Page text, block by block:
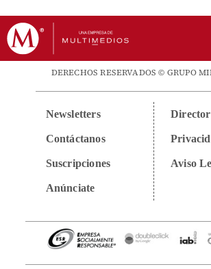
DERECHOS RESERVADOS © GRUPO
Newsletters
Contáctanos
Suscripciones
Anúnciate
Aviso